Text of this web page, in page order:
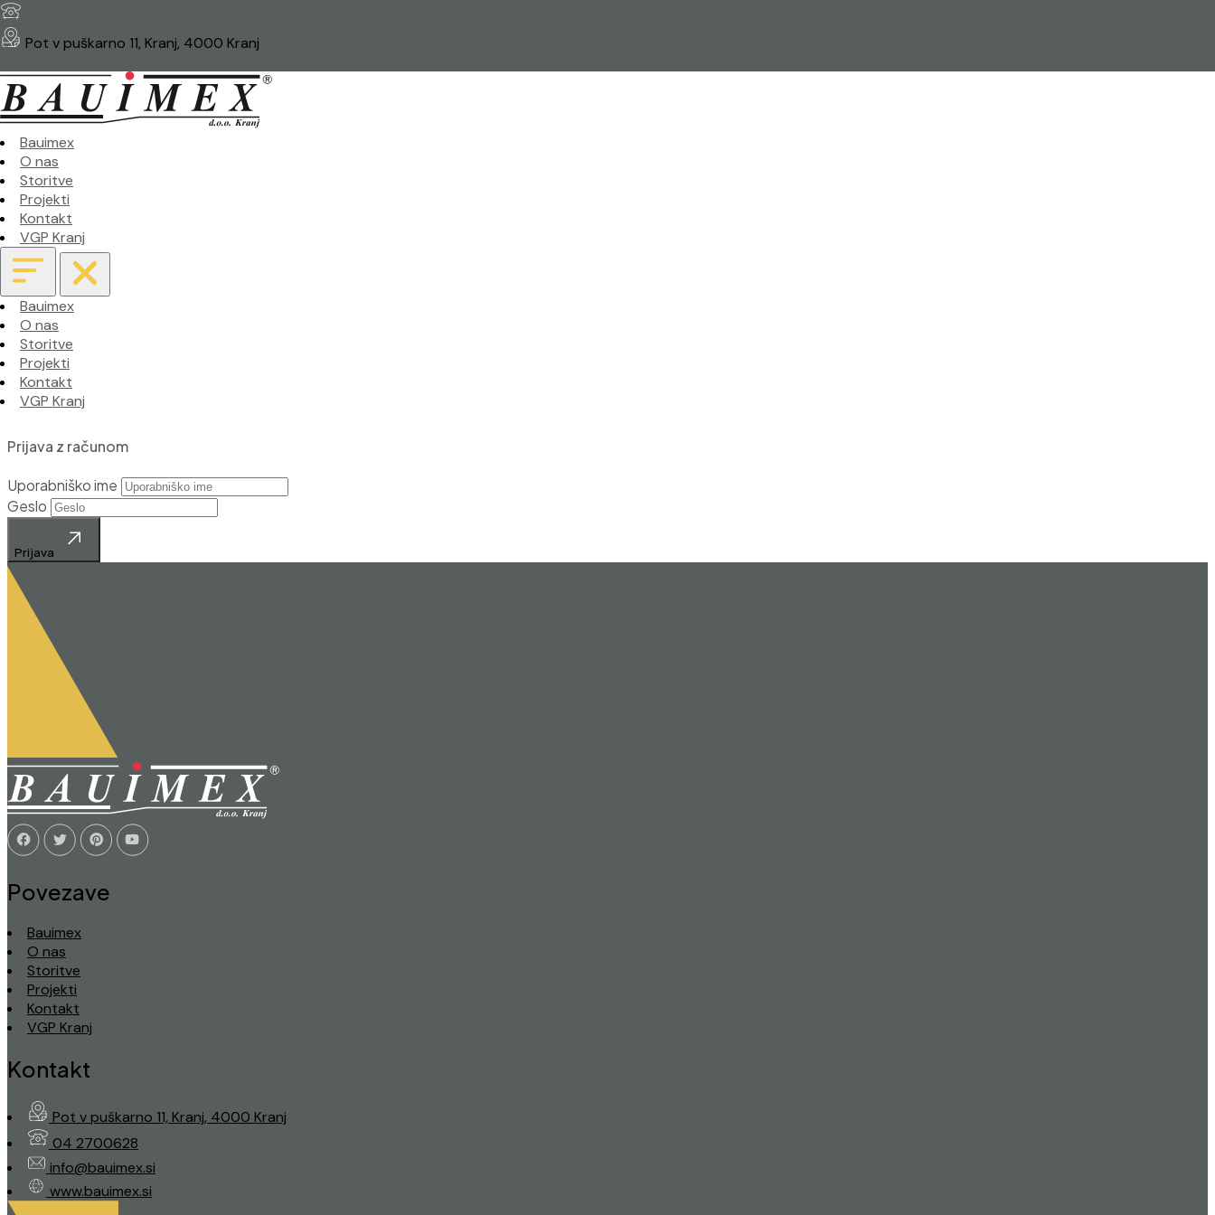
Pot v puškarno 11, Kranj, 4000 Kranj
Bauimex
O nas
Storitve
Projekti
Kontakt
VGP Kranj
Bauimex
O nas
Storitve
Projekti
Kontakt
VGP Kranj
Prijava z računom
Uporabniško ime
Geslo
Prijava
Povezave
Bauimex
O nas
Storitve
Projekti
Kontakt
VGP Kranj
Kontakt
Pot v puškarno 11, Kranj, 4000 Kranj
04 2700628
info@bauimex.si
www.bauimex.si